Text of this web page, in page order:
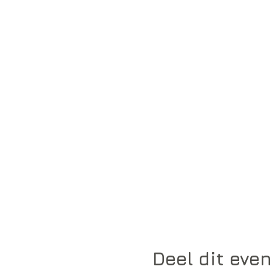
Deel dit